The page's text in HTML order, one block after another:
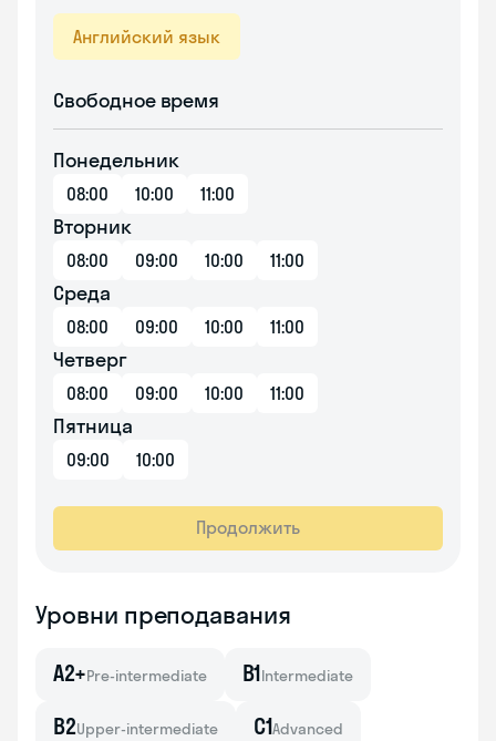
Английский язык
Свободное время
Понедельник
08:00 10:00 11:00
Вторник
08:00 09:00 10:00 11:00
Среда
08:00 09:00 10:00 11:00
Четверг
08:00 09:00 10:00 11:00
Пятница
09:00 10:00
Продолжить
Уровни преподавания
A2+Pre-intermediate B1Intermediate
B2Upper-intermediate C1Advanced